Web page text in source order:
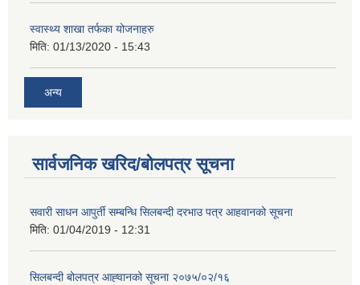
स्वास्थ्य शाखा तर्फका योजनाहरु
मिति: 01/13/2020 - 15:43
अन्य
सार्वजनिक खरिद/बोलपत्र सूचना
सवारी साधन आपुर्ती सम्बन्धि सिलबन्दी दरभाउ पत्र आहवानको सूचना
मिति: 01/04/2019 - 12:31
सिलबन्दी बोलपत्र आह्‍वानको सूचना २०७५/०२/१६